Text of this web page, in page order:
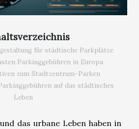
für städtische Parkplätze
Parkinggebühren in Europa
zum Stadtzentrum-Parken
auf das städtisches
Leben
das urbane Leben haben in